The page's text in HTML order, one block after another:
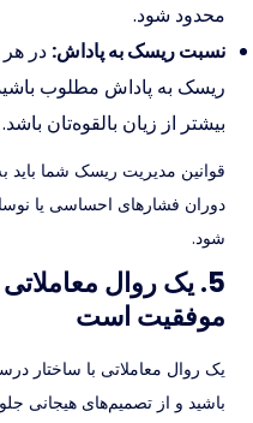
محدود شود.
نسبت ریسک به پاداش: در
ریسک به پاداش مطلوب
بیشتر از زیان بالقوه‌تان باشد.
قوانین مدیریت ریسک شما
دوران فشارهای احساسی یا
شود.
5. یک روال
موفقیت است
یک روال معاملاتی با ساختار
باشید و از تصمیم‌های هیجانی